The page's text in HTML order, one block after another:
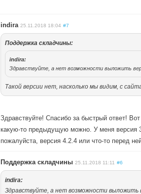
indira 25.11.2018 18:04 #7
Поддержка складчины:
indira:
Здравствуйте, а нет возможности выложить
Такой версии нет, насколько мы видим, с
Здравствуйте! Спасибо за быстрый ответ!
какую-то предыдущую можно. У меня версия
пожалуйста, версия 4.2.4 или что-то перед
Поддержка складчины 25.11.2018 11:11 #6
indira:
Здравствуйте, а нет возможности выложить